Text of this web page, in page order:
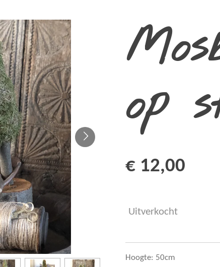
op
€ 12,00
Uitverkocht
Hoogte: 50cm